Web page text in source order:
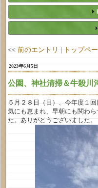
<< 前のエントリ | トップペ
2023年6月5日
公園、神社清掃＆牛殺川
５月２８日（日）、今年度１
気にも恵まれ、早朝にも関わ
た。ありがとうございました。